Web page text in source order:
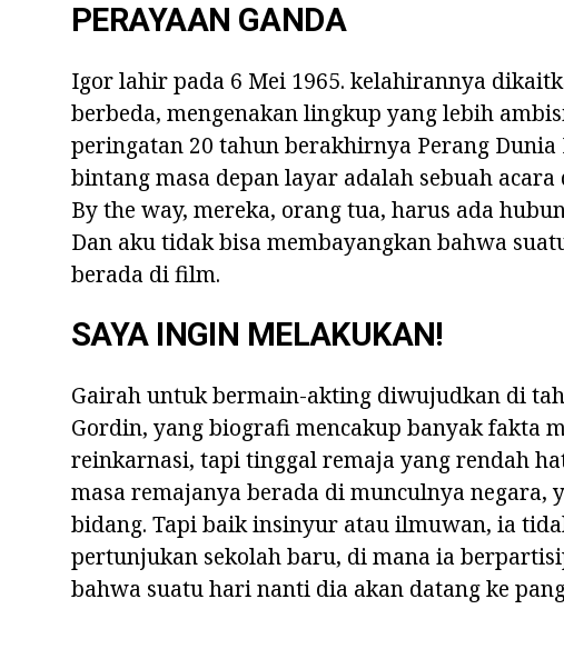
PERAYAAN GANDA
Igor lahir pada 6 Mei 1965. kelahirannya
berbeda, mengenakan lingkup yang lebih
peringatan 20 tahun berakhirnya Perang
bintang masa depan layar adalah sebuah
By the way, mereka, orang tua, harus ada
Dan aku tidak bisa membayangkan bahwa
berada di film.
SAYA INGIN MELAKUKAN!
Gairah untuk bermain-akting diwujudkan di
Gordin, yang biografi mencakup banyak fakta
reinkarnasi, tapi tinggal remaja yang rendah
masa remajanya berada di munculnya
bidang. Tapi baik insinyur atau ilmuwan, ia
pertunjukan sekolah baru, di mana ia
bahwa suatu hari nanti dia akan datang ke